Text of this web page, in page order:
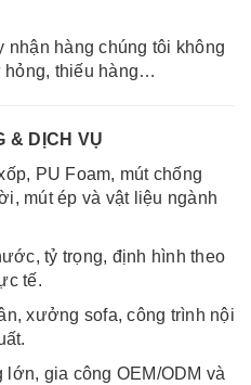
nhận hàng chúng tôi không
hỏng, thiếu hàng…
& DỊCH VỤ
PU Foam, mút chống
mút ép và vật liệu ngành
tỷ trọng, định hình theo
tế.
xưởng sofa, công trình nội
gia công OEM/ODM và